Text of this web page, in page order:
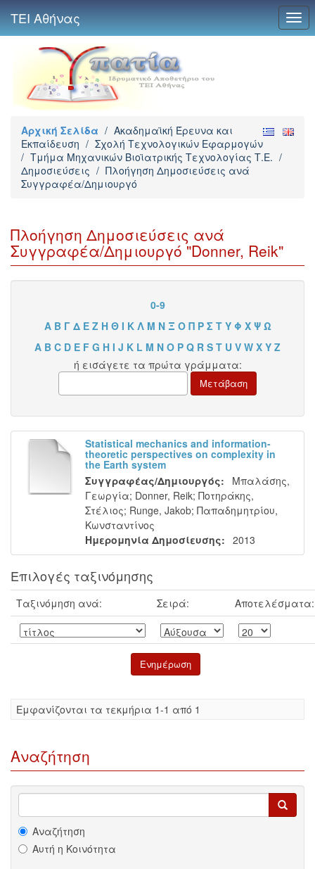
ΤΕΙ Αθήνας
Αρχική Σελίδα / Ακαδημαϊκή Έρευνα και
Εκπαίδευση / Σχολή Τεχνολογικών Εφαρμογών
/ Τμήμα Μηχανικών Βιοϊατρικής Τεχνολογίας Τ.Ε. /
Δημοσιεύσεις / Πλοήγηση Δημοσιεύσεις ανά
Συγγραφέα/Δημιουργό
Πλοήγηση Δημοσιεύσεις ανά
Συγγραφέα/Δημιουργό "Donner, Reik"
0-9
Α Β Γ Δ Ε Ζ Η Θ Ι Κ Λ Μ Ν Ξ Ο Π Ρ Σ Τ Υ Φ Χ Ψ Ω
A B C D E F G H I J K L M N O P Q R S T U V W X Y Z
ή εισάγετε τα πρώτα γράμματα:
Statistical mechanics and information-
theoretic perspectives on complexity in
the Earth system
Συγγραφέας/Δημιουργός:
Μπαλάσης,
Γεωργία; Donner, Reik; Ποτηράκης,
Στέλιος; Runge, Jakob; Παπαδημητρίου,
Κωνσταντίνος
Ημερομηνία Δημοσίευσης: 2013
Επιλογές ταξινόμησης
Ταξινόμηση ανά: Σειρά: Αποτελέσματα:
Eμφανίζονται τα τεκμήρια 1-1 από 1
Αναζήτηση
Αναζήτηση
Αυτή η Κοινότητα